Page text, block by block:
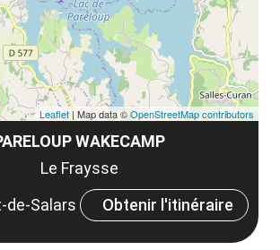
WAKECAMP
Le Fraysse
de-Salars
Obtenir l'itinéraire
Leaflet| Map data ©OpenStreetMap contributors